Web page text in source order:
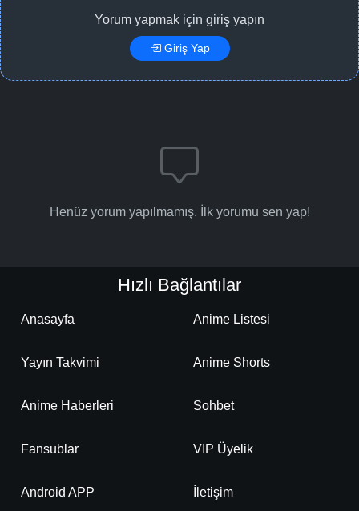
Yorum yapmak için giriş yapın
Giriş Yap
Henüz yorum yapılmamış. İlk yorumu sen yap!
Hızlı Bağlantılar
Anasayfa Anime Listesi
Yayın Takvimi Anime Shorts
Anime Haberleri Sohbet
Fansublar VIP Üyelik
Android APP İletişim